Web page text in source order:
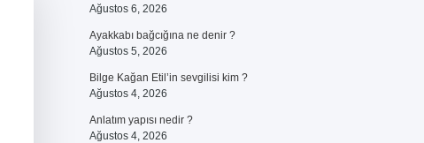
Ağustos 6, 2026
Ayakkabı bağcığına ne denir ?
Ağustos 5, 2026
Bilge Kağan Etil’in sevgilisi kim ?
Ağustos 4, 2026
Anlatım yapısı nedir ?
Ağustos 4, 2026